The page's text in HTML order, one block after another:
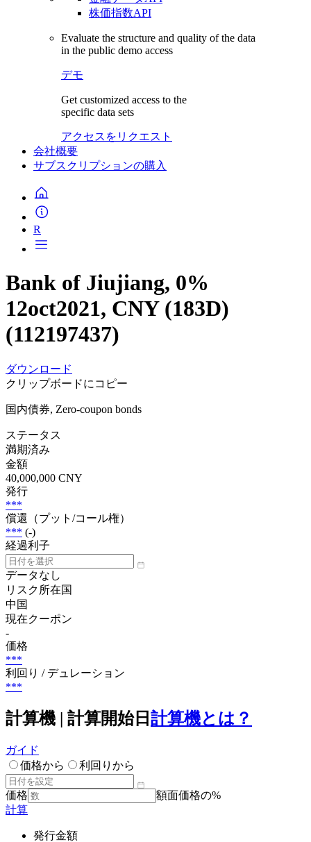
株価指数API
Evaluate the structure and quality of the data
in the public demo access
デモ
Get customized access to the
specific data sets
アクセスをリクエスト
会社概要
サブスクリプションの購入
R
Bank of Jiujiang, 0%
12oct2021, CNY (183D)
(112197437)
ダウンロード
クリップボードにコピー
国内債券, Zero-coupon bonds
ステータス
満期済み
金額
40,000,000 CNY
発行
***
償還（プット/コール権）
*** (-)
経過利子
データなし
リスク所在国
中国
現在クーポン
-
価格
***
利回り / デュレーション
***
計算機 | 計算開始日 計算機とは？
ガイド
価格から
利回りから
価格
額面価格の%
計算
発行金額